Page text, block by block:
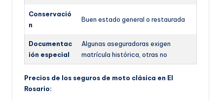
Conservació
n
Buen estado general o restaurada
Documentac
ión especial
Algunas aseguradoras exigen
matrícula histórica, otras no
Precios de los seguros de moto clásica en El
Rosario: